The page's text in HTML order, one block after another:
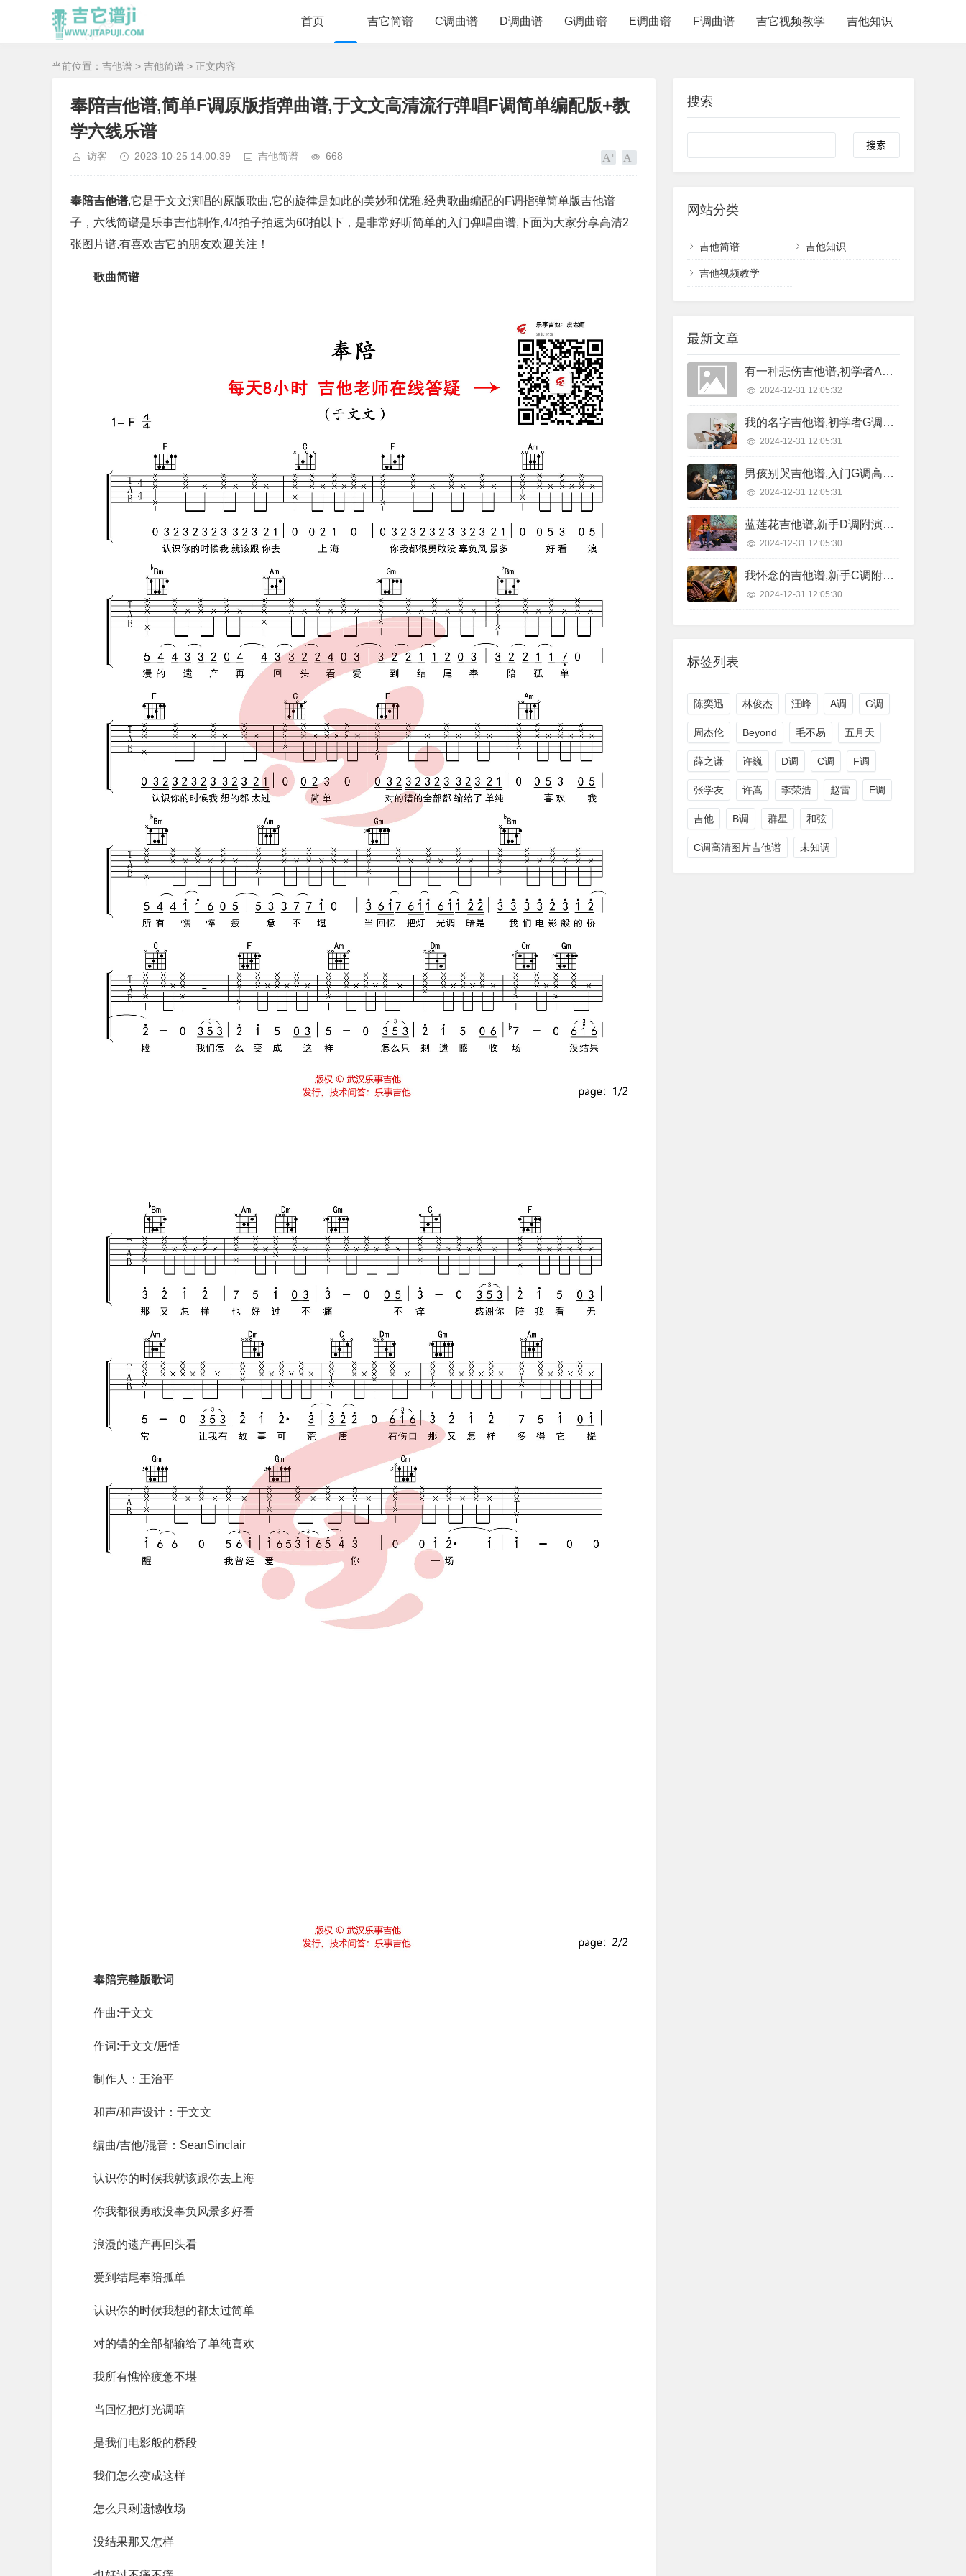
首页 吉它简谱 C调曲谱 D调曲谱 G调曲谱 E调曲谱 F调曲谱 吉它视频教学 吉他知识
当前位置： 吉他谱 > 吉他简谱 > 正文内容
奉陪吉他谱,简单F调原版指弹曲谱,于文文高清流行弹唱F调简单编配版+教
学六线乐谱
访客 2023-10-25 14:00:39 吉他简谱 668
奉陪吉他谱,它是于文文演唱的原版歌曲,它的旋律是如此的美妙和优雅.经典歌曲编配的F调指弹简单版吉他谱
子，六线简谱是乐事吉他制作,4/4拍子拍速为60拍以下，是非常好听简单的入门弹唱曲谱,下面为大家分享高清2
张图片谱,有喜欢吉它的朋友欢迎关注！
歌曲简谱
奉陪完整版歌词
作曲:于文文
作词:于文文/唐恬
制作人：王治平
和声/和声设计：于文文
编曲/吉他/混音：SeanSinclair
认识你的时候我就该跟你去上海
你我都很勇敢没辜负风景多好看
浪漫的遗产再回头看
爱到结尾奉陪孤单
认识你的时候我想的都太过简单
对的错的全部都输给了单纯喜欢
我所有憔悴疲惫不堪
当回忆把灯光调暗
是我们电影般的桥段
我们怎么变成这样
怎么只剩遗憾收场
没结果那又怎样
搜索
网站分类
吉他简谱 吉他知识
吉他视频教学
最新文章
有一种悲伤吉他谱,初学者A调精选版,7T吉他教室编配,A-Lin版
2024-12-31 12:05:32
我的名字吉他谱,初学者G调原版,西二吉他版本,焦迈奇版
2024-12-31 12:05:31
男孩别哭吉他谱,入门G调高清版,吉他专家编配,海龟先生版
2024-12-31 12:05:31
蓝莲花吉他谱,新手D调附演示,悠音吉他课堂编配,许巍版
2024-12-31 12:05:30
我怀念的吉他谱,新手C调附节奏型,7T吉他教室编配,孙燕姿版
2024-12-31 12:05:30
标签列表
陈奕迅 林俊杰 汪峰 A调 G调
周杰伦 Beyond 毛不易 五月天
薛之谦 许巍 D调 C调 F调
张学友 许嵩 李荣浩 赵雷 E调
吉他 B调 群星 和弦
C调高清图片吉他谱 未知调